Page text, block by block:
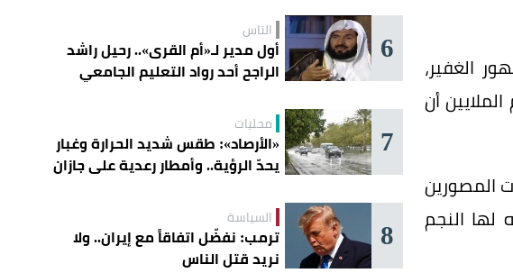
الغفير،
أن
المصورين
لها النجم
6 الناس
أول مدير لـ«أم القرى».. رحيل راشد
الراجح أحد رواد التعليم الجامعي
7 محليات
«الأرصاد»: طقس شديد الحرارة وغبار
يحدّ الرؤية.. وأمطار رعدية على جازان
8 السياسة
ترمب: نفضّل اتفاقاً مع إيران.. ولا
نريد قتل الناس